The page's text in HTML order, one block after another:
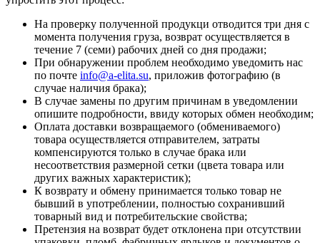
На проверку полученной продукци отводится три дня с
момента получения груза, возврат осуществляется в
течение 7 (семи) рабочих дней со дня продажи;
При обнаружении проблем необходимо уведомить нас
по почте info@a-elita.su, приложив фотографию (в
случае наличия брака);
В случае замены по другим причинам в уведомлении
опишите подробности, ввиду которых обмен необходим;
Оплата доставки возвращаемого (обмениваемого)
товара осуществляется отправителем, затраты
компенсируются только в случае брака или
несоответствия размерной сетки (цвета товара или
других важных характеристик);
К возврату и обмену принимается только товар не
бывший в употреблении, полностью сохранивший
товарный вид и потребительские свойства;
Претензия на возврат будет отклонена при отсутствии